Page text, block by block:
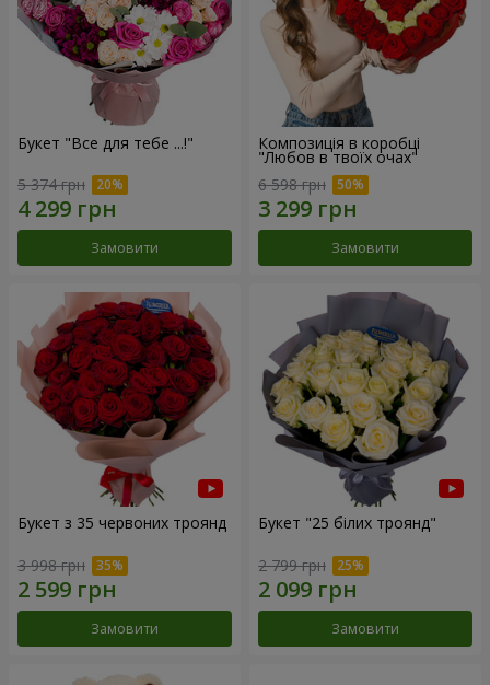
Букет "Все для тебе ...!"
5 374 грн
Замовити
Композиція в коробці
"Любов в твоїх очах"
6 598 грн
Замовити
Букет з 35 червоних троянд
3 998 грн
Замовити
Букет "25 білих троянд"
2 799 грн
Замовити